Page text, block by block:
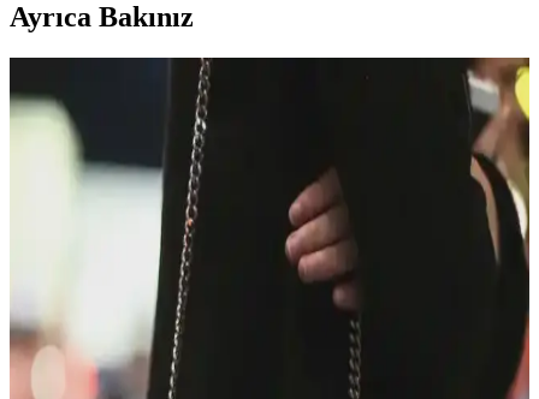
Ayrıca Bakınız
Andres Gallardo Çantaları: Estetik ve İşlevselliği
Buluşturan Özgün Tasarımlar
Andres Gallardo çantaları, özgün seramik tavşan figürleri ve doğal
deri dokusuyla estetik ve işlevselliği bir araya getiriyor. Kullanıcı
deneyimleri, ürünlerin şıklık ve pratiklik sunduğunu gösteriyor.
Dooney & Bourke Janine Çantası: Dayanıklı Deri
Tasarımı ve Piyasa Değeri Analizi
Dooney & Bourke Janine çantası, dayanıklı deri yapısı ve şık
tasarımıyla günlük kullanım ve seyahat için ideal. İkinci el
piyasasında uygun fiyatlı, manevi değeri yüksek bir seçenek sunar.